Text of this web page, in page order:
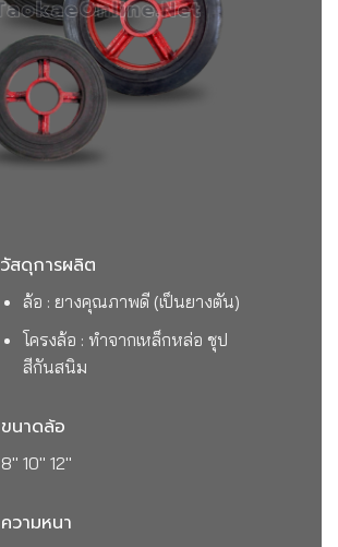
วัสดุการผลิต
ล้อ : ยางคุณภาพดี (เป็นยางตัน)
โครงล้อ : ทำจากเหล็กหล่อ ชุป
สีกันสนิม
ขนาดล้อ
8″ 10″ 12″
ความหนา